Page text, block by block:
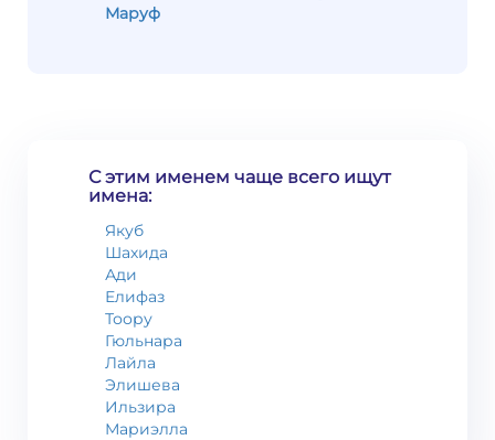
Маруф
С этим именем чаще всего ищут
имена:
Якуб
Шахида
Ади
Елифаз
Тоору
Гюльнара
Лайла
Элишева
Ильзира
Мариэлла